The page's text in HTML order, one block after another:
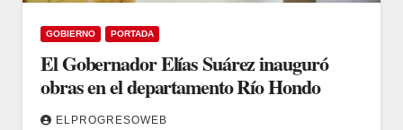
GOBIERNO PORTADA
El Gobernador Elías Suárez inauguró
obras en el departamento Río Hondo
ELPROGRESOWEB